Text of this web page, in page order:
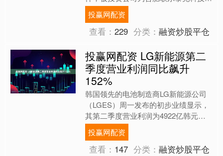
限公司，法定代表人张金国，投资占比
为100%。该公司....
投赢网配资
查看：229 分类：融资炒股平仓
投赢网配资 LG新能源第二
季度营业利润同比飙升
152%
韩国领先的电池制造商LG新能源公司
（LGES）周一发布的初步业绩显示，
其第二季度营业利润为4922亿韩元
（3.612亿美元），同比增长152%。
营收同比下降9....
投赢网配资
查看： 147 分类：融资炒股平仓